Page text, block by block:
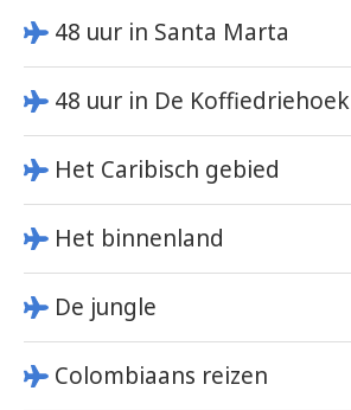
48 uur in Santa Marta
48 uur in De Koffiedriehoek
Het Caribisch gebied
Het binnenland
De jungle
Colombiaans reizen